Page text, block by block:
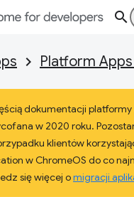
Platform Apps
dokumentacji
w 2020 roku.
klientów
w ChromeOS do co
się więcej omigracji